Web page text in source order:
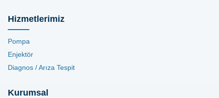
Hizmetlerimiz
Pompa
Enjektör
Diagnos / Arıza Tespit
Kurumsal